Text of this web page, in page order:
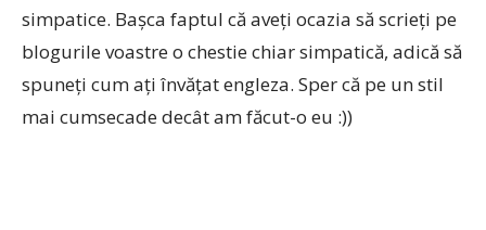
simpatice. Başca faptul că aveţi ocazia să scrieţi pe
blogurile voastre o chestie chiar simpatică, adică să
spuneţi cum aţi învăţat engleza. Sper că pe un stil
mai cumsecade decât am făcut-o eu :))